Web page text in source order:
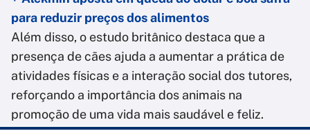
para reduzir preços dos alimentos
Além disso, o estudo britânico destaca que a
presença de cães ajuda a aumentar a prática de
atividades físicas e a interação social dos tutores,
reforçando a importância dos animais na
promoção de uma vida mais saudável e feliz.